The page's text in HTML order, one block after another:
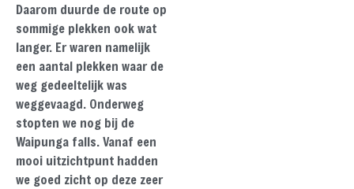
Daarom duurde de route op
sommige plekken ook wat
langer. Er waren namelijk
een aantal plekken waar de
weg gedeeltelijk was
weggevaagd. Onderweg
stopten we nog bij de
Waipunga falls. Vanaf een
mooi uitzichtpunt hadden
we goed zicht op deze zeer